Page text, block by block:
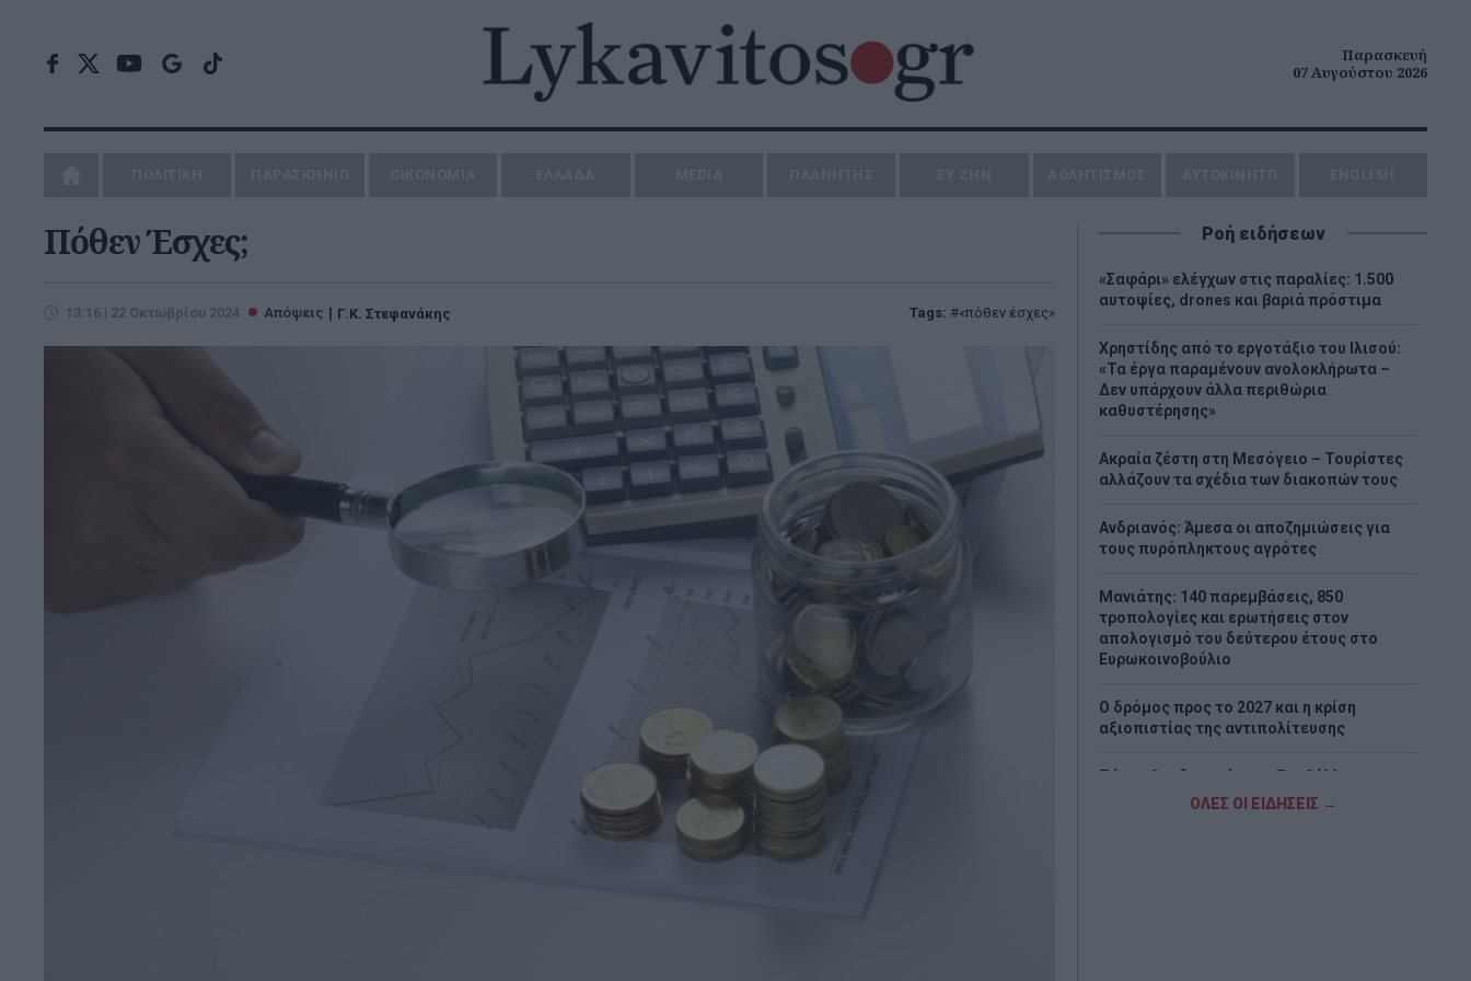
Παρασκευή
07 Αυγούστου 2026
Πόθεν Έσχες;
13:16 | 22 Οκτωβρίου 2024 Απόψεις Γ.Κ. Στεφανάκης Tags: «πόθεν έσχες»
Ροή ειδήσεων
«Σαφάρι» ελέγχων στις παραλίες: 1.500
αυτοψίες, drones και βαριά πρόστιμα
Χρηστίδης από το εργοτάξιο του Ιλισού:
«Τα έργα παραμένουν ανολοκλήρωτα –
Δεν υπάρχουν άλλα περιθώρια
καθυστέρησης»
Ακραία ζέστη στη Μεσόγειο – Τουρίστες
αλλάζουν τα σχέδια των διακοπών τους
Ανδριανός: Άμεσα οι αποζημιώσεις για
τους πυρόπληκτους αγρότες
Μανιάτης: 140 παρεμβάσεις, 850
τροπολογίες και ερωτήσεις στον
απολογισμό του δεύτερου έτους στο
Ευρωκοινοβούλιο
Ο δρόμος προς το 2027 και η κρίση
αξιοπιστίας της αντιπολίτευσης
Τάκης Θεοδωρικάκος: «Συμβάλλουμε στην
εθνική ασφάλεια της πατρίδας μας με νέο
ΟΛΕΣ ΟΙ ΕΙΔΗΣΕΙΣ →